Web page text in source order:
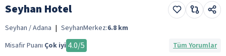
Seyhan Hotel
Seyhan / Adana | SeyhanMerkez:6.8 km
Misafir Puanı Çok iyi 4.0/5
Tüm Yorumlar